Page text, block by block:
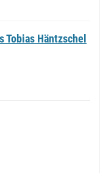
Tobias Häntzschel